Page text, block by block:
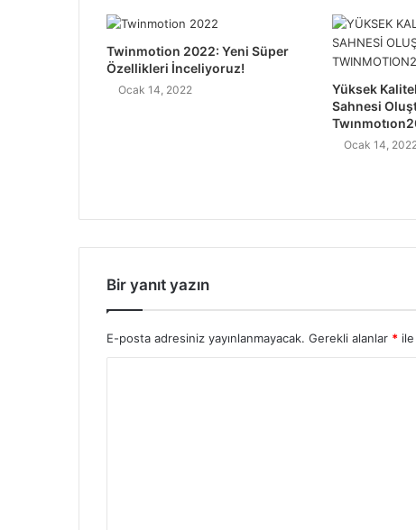
Twinmotion 2022: Yeni Süper
Özellikleri İnceliyoruz!
Ocak 14, 2022
Yüksek
Sahnesi
Ocak 14,
Bir yanıt yazın
E-posta adresiniz yayınlanmayacak. Gerekli alanlar *